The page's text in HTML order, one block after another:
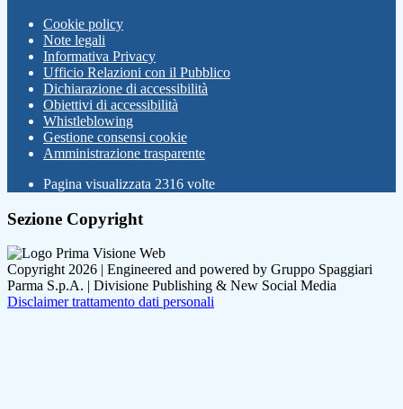
Cookie policy
Note legali
Informativa Privacy
Ufficio Relazioni con il Pubblico
Dichiarazione di accessibilità
Obiettivi di accessibilità
Whistleblowing
Gestione consensi cookie
Amministrazione trasparente
Pagina visualizzata 2316 volte
Sezione Copyright
Copyright 2026 | Engineered and powered by Gruppo Spaggiari
Parma S.p.A. | Divisione Publishing & New Social Media
Disclaimer trattamento dati personali